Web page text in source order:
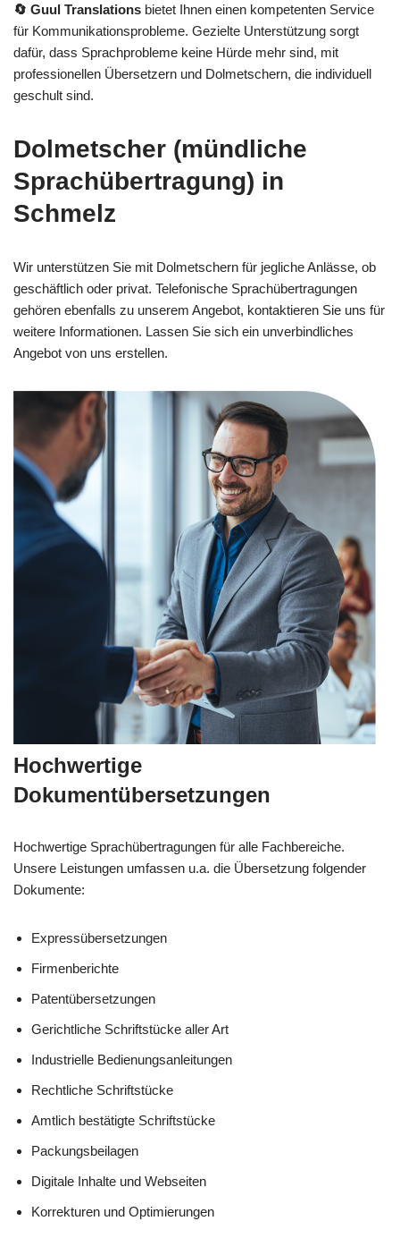
🔄 Guul Translations bietet Ihnen einen kompetenten Service
für Kommunikationsprobleme. Gezielte Unterstützung sorgt
dafür, dass Sprachprobleme keine Hürde mehr sind, mit
professionellen Übersetzern und Dolmetschern, die individuell
geschult sind.
Dolmetscher (mündliche
Sprachübertragung) in
Schmelz
Wir unterstützen Sie mit Dolmetschern für jegliche Anlässe, ob
geschäftlich oder privat. Telefonische Sprachübertragungen
gehören ebenfalls zu unserem Angebot, kontaktieren Sie uns für
weitere Informationen. Lassen Sie sich ein unverbindliches
Angebot von uns erstellen.
Hochwertige
Dokumentübersetzungen
Hochwertige Sprachübertragungen für alle Fachbereiche.
Unsere Leistungen umfassen u.a. die Übersetzung folgender
Dokumente:
Expressübersetzungen
Firmenberichte
Patentübersetzungen
Gerichtliche Schriftstücke aller Art
Industrielle Bedienungsanleitungen
Rechtliche Schriftstücke
Amtlich bestätigte Schriftstücke
Packungsbeilagen
Digitale Inhalte und Webseiten
Korrekturen und Optimierungen